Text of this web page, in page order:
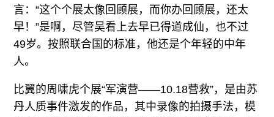
言：“这个个展太像回顾展，而你办回顾展，还太
早！”是啊，尽管吴看上去早已得道成仙，也不过
49岁。按照联合国的标准，他还是个年轻的中年
人。
比翼的周啸虎个展“军演营——10.18营救”，是由苏
丹人质事件激发的作品，其中录像的拍摄手法，模